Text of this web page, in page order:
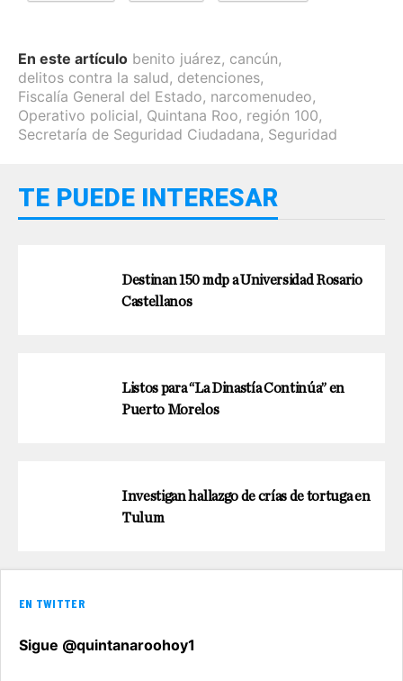
En este artículo benito juárez, cancún,
delitos contra la salud, detenciones,
Fiscalía General del Estado, narcomenudeo,
Operativo policial, Quintana Roo, región 100,
Secretaría de Seguridad Ciudadana, Seguridad
TE PUEDE INTERESAR
Destinan 150 mdp a Universidad Rosario
Castellanos
Listos para “La Dinastía Continúa” en
Puerto Morelos
Investigan hallazgo de crías de tortuga en
Tulum
EN TWITTER
Sigue @quintanaroohoy1